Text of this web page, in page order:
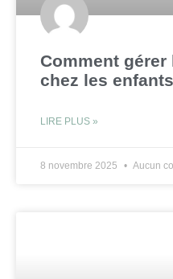
Comment gérer
chez les enfants
LIRE PLUS »
8 novembre 2025 Aucun